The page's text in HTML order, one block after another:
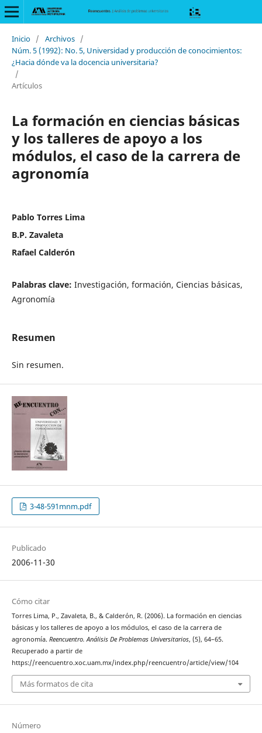
Inicio / Archivos /
Núm. 5 (1992): No. 5, Universidad y producción de conocimientos:
¿Hacia dónde va la docencia universitaria?
/
Artículos
La formación en ciencias básicas
y los talleres de apoyo a los
módulos, el caso de la carrera de
agronomía
Pablo Torres Lima
B.P. Zavaleta
Rafael Calderón
Palabras clave: Investigación, formación, Ciencias básicas,
Agronomía
Resumen
Sin resumen.
3-48-591mnm.pdf
Publicado
2006-11-30
Cómo citar
Torres Lima, P., Zavaleta, B., & Calderón, R. (2006). La formación en ciencias
básicas y los talleres de apoyo a los módulos, el caso de la carrera de
agronomía. Reencuentro. Análisis De Problemas Universitarios, (5), 64–65.
Recuperado a partir de
https://reencuentro.xoc.uam.mx/index.php/reencuentro/article/view/104
Más formatos de cita
Número